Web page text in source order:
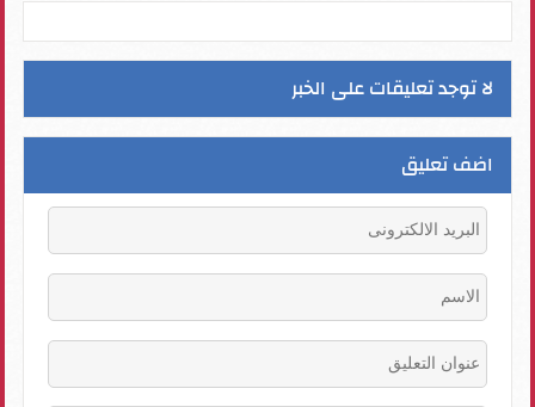
لا توجد تعليقات على الخبر
اضف تعليق